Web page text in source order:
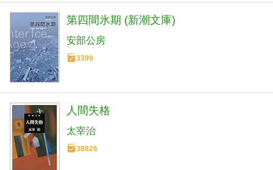
第四間氷期 (新潮文庫)
安部公房
3399
人間失格
太宰治
38826